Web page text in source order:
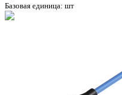
Базовая единица: шт